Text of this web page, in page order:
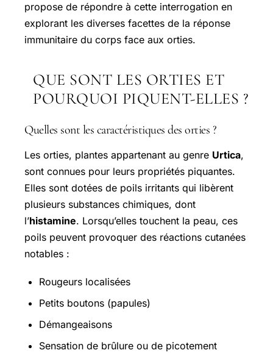
propose de répondre à cette interrogation en
explorant les diverses facettes de la réponse
immunitaire du corps face aux orties.
QUE SONT LES ORTIES ET
POURQUOI PIQUENT-ELLES ?
Quelles sont les caractéristiques des orties ?
Les orties, plantes appartenant au genre Urtica,
sont connues pour leurs propriétés piquantes.
Elles sont dotées de poils irritants qui libèrent
plusieurs substances chimiques, dont
l’histamine. Lorsqu’elles touchent la peau, ces
poils peuvent provoquer des réactions cutanées
notables :
Rougeurs localisées
Petits boutons (papules)
Démangeaisons
Sensation de brûlure ou de picotement